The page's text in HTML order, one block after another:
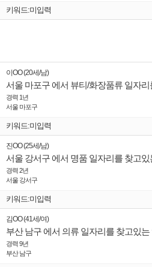
키워드:미입력
이OO(20세 /남)
경력 1년
서울 마포구
키워드:미입력
진OO(25세 /남)
경력 2년
서울 강서구
키워드:미입력
김OO(41세 /여)
경력 9년
부산 남구